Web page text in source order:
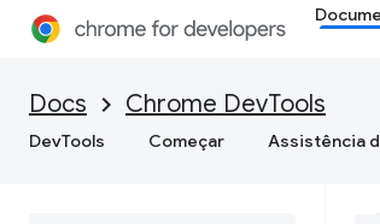
Docs Chrome DevTools
DevTools Começar Assistência
Otimizar a velocidade da Web
Memória
Visão geral